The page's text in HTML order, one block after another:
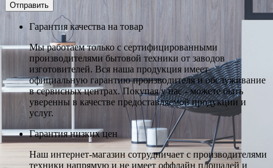
Гарантия качества на товар
Мы работаем только с сертифицированными
производителями бытовой техники от заводов
изготовителей. Вся наша продукция имеет
официальную гарантию производителя и обслуживание
в сервисных центрах. Покупая у нас - можете быть
уверенны в качестве предоставляемой продукции и
услуг.
Гарантия низких цен
Наш интернет-магазин сотрудничает с производителями
техники напрямую и не имеет оффлайн площадей и